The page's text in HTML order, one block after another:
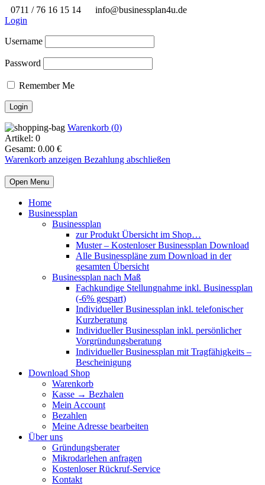
0711 / 76 16 15 14
info@businessplan4u.de
Login
Username
Password
Remember Me
Warenkorb (0)
Artikel: 0
Gesamt: 0.00 €
Warenkorb anzeigen Bezahlung abschließen
Open Menu
Home
Businessplan
Businessplan
zur Produkt Übersicht im Shop…
Muster – Kostenloser Businessplan Download
Alle Businesspläne zum Download in der
gesamten Übersicht
Businessplan nach Maß
Fachkundige Stellungnahme inkl. Businessplan
(-6% gespart)
Individueller Businessplan inkl. telefonischer
Kurzberatung
Individueller Businessplan inkl. persönlicher
Vorgründungsberatung
Individueller Businessplan mit Tragfähigkeits –
Bescheinigung
Download Shop
Warenkorb
Kasse → Bezhalen
Mein Account
Bezahlen
Meine Adresse bearbeiten
Über uns
Gründungsberater
Mikrodarlehen anfragen
Kostenloser Rückruf-Service
Kontakt